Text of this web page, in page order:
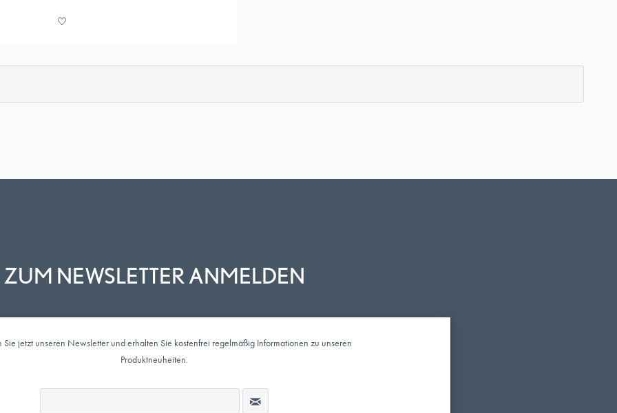
ZUM NEWSLETTER ANMELDEN
jetzt unseren Newsletter und erhalten Sie kostenfrei regelmäßig Informationen zu unseren
Produktneuheiten.